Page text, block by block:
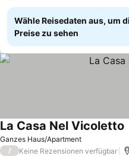
Wähle Reisedaten aus, um
Preise zu sehen
Ganzes Haus/Apartment
La Casa Nel Vicoletto
/ Keine Rezensionen verfügbar